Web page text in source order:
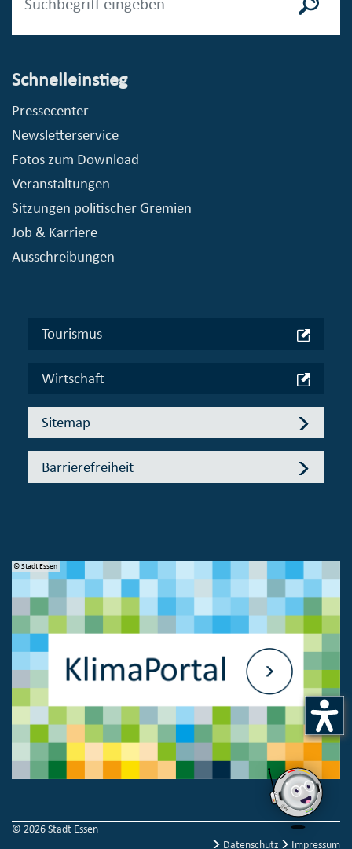
Schnelleinstieg
Pressecenter
Newsletterservice
Fotos zum Download
Veranstaltungen
Sitzungen politischer Gremien
Job & Karriere
Ausschreibungen
Tourismus
Wirtschaft
Sitemap
Barrierefreiheit
© Stadt Essen
© 2026 Stadt Essen
Datenschutz
Impressum